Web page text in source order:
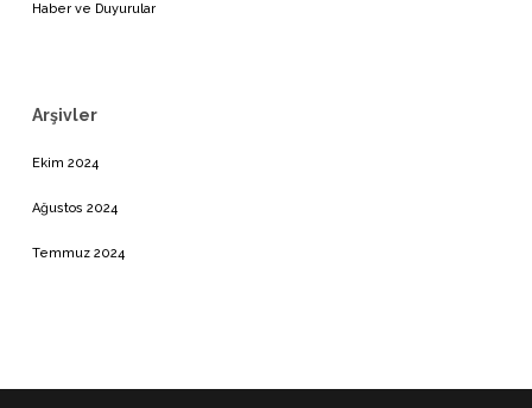
Haber ve Duyurular
Arşivler
Ekim 2024
Ağustos 2024
Temmuz 2024